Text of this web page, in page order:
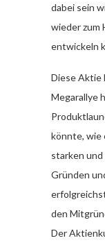
dabei sein
wieder zum
entwickeln
Diese Aktie
Megarallye
könnte, wie
starken
Gründen
den
Der